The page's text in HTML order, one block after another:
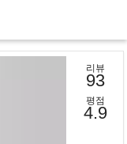
리뷰
93
평점
4.9